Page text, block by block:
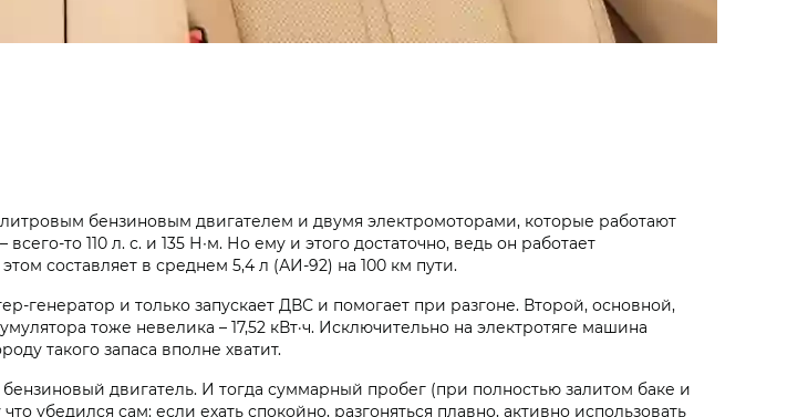
бензиновым двигателем и двумя электромоторами, которые работают
то 110 л. с. и 135 Н∙м. Но ему и этого достаточно, ведь он работает
составляет в среднем 5,4 л (АИ-92) на 100 км пути.
генератор и только запускает ДВС и помогает при разгоне. Второй, основной,
тоже невелика – 17,52 кВт·ч. Исключительно на электротяге машина
такого запаса вполне хватит.
двигатель. И тогда суммарный пробег (при полностью залитом баке и
убедился сам: если ехать спокойно, разгоняться плавно, активно использовать